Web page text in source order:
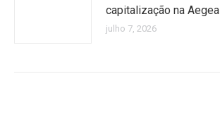
capitalização na Aegea
julho 7, 2026